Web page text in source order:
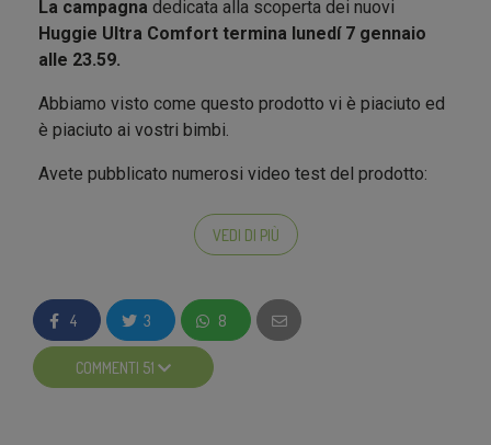
La campagna dedicata alla scoperta dei nuovi
Huggie Ultra Comfort termina lunedí 7 gennaio
alle 23.59.
Abbiamo visto come questo prodotto vi è piaciuto ed
è piaciuto ai vostri bimbi.
Avete pubblicato numerosi video test del prodotto:
VEDI DI PIÙ
4 3 8
COMMENTI 51